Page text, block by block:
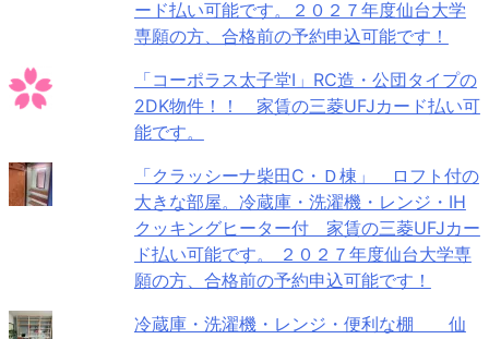
ード払い可能です。２０２７年度仙台大学
専願の方、合格前の予約申込可能です！
「コーポラス太子堂Ⅰ」RC造・公団タイプの
2DK物件！！ 家賃の三菱UFJカード払い可
能です。
「クラッシーナ柴田C・Ｄ棟」 ロフト付の
大きな部屋。冷蔵庫・洗濯機・レンジ・IH
クッキングヒーター付 家賃の三菱UFJカー
ド払い可能です。 ２０２７年度仙台大学専
願の方、合格前の予約申込可能です！
冷蔵庫・洗濯機・レンジ・便利な棚 仙